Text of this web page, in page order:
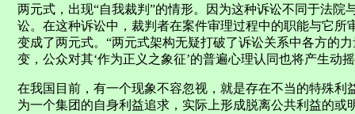
两元式，出现“自我裁判”的情形。因为这种诉讼不同于法
讼。在这种诉讼中，裁判者在案件审理过程中的职能与它
变成了两元式。“两元式架构无疑打破了诉讼关系中各方的
变，公众对其‘作为正义之象征’的普遍心理认同也将产生动
在我国目前，有一个现象不容忽视，就是存在不当的特殊
为一个集团的自身利益追求，实际上形成脱离公共利益的